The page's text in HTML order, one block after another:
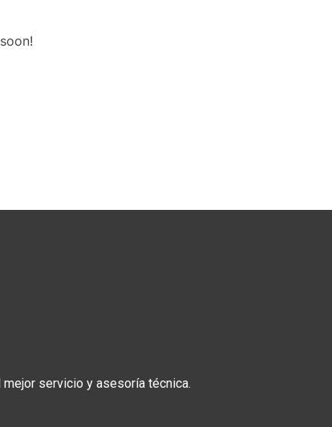
servicio y asesoría técnica.